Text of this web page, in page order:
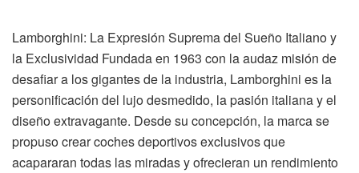
Lamborghini: La Expresión Suprema del Sueño Italiano y
la Exclusividad Fundada en 1963 con la audaz misión de
desafiar a los gigantes de la industria, Lamborghini es la
personificación del lujo desmedido, la pasión italiana y el
diseño extravagante. Desde su concepción, la marca se
propuso crear coches deportivos exclusivos que
acapararan todas las miradas y ofrecieran un rendimiento